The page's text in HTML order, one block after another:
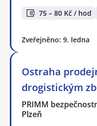
75 – 80 Kč / hod
Zveřejněno: 9. ledna
Ostraha
drogistickým
PRIMM
Plzeň